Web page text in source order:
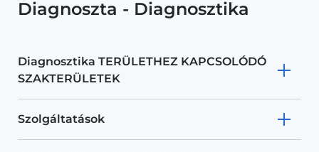
Diagnoszta - Diagnosztika
Diagnosztika TERÜLETHEZ KAPCSOLÓDÓ
SZAKTERÜLETEK
Szolgáltatások